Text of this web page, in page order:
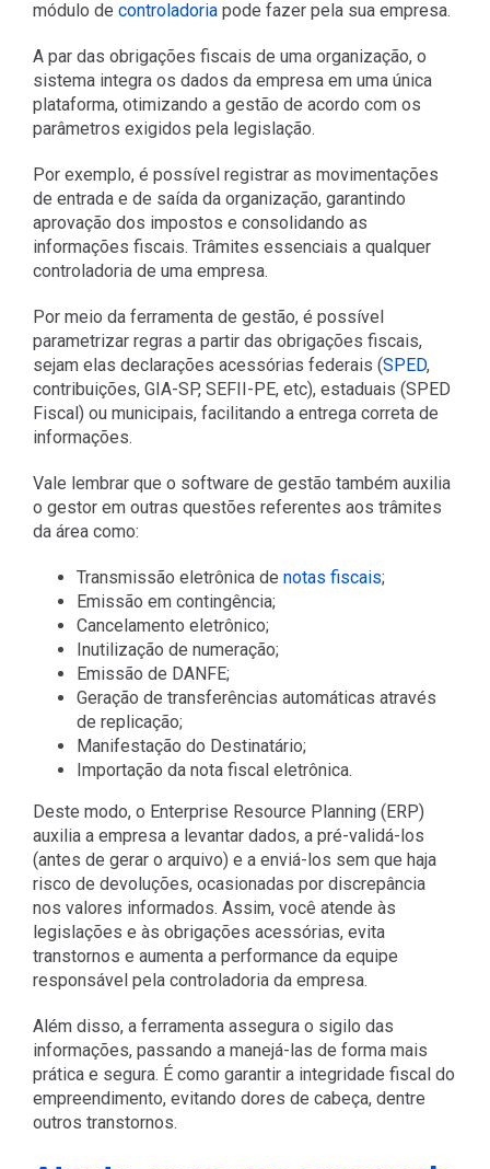
módulo de controladoriapode fazer pela sua empresa.
A par das obrigações fiscais de uma organização, o
sistema integra os dados da empresa em uma única
plataforma, otimizando a gestão de acordo com os
parâmetros exigidos pela legislação.
Por exemplo, é possível registrar as movimentações
de entrada e de saída da organização, garantindo
aprovação dos impostos e consolidando as
informações fiscais. Trâmites essenciais a qualquer
controladoria de uma empresa.
Por meio da ferramenta de gestão, é possível
parametrizar regras a partir das obrigações fiscais,
sejam elas declarações acessórias federais (SPED,
contribuições, GIA-SP, SEFII-PE, etc), estaduais (SPED
Fiscal) ou municipais, facilitando a entrega correta de
informações.
Vale lembrar que o software de gestão também auxilia
o gestor em outras questões referentes aos trâmites
da área como:
Transmissão eletrônica de notas fiscais;
Emissão em contingência;
Cancelamento eletrônico;
Inutilização de numeração;
Emissão de DANFE;
Geração de transferências automáticas através
de replicação;
Manifestação do Destinatário;
Importação da nota fiscal eletrônica.
Deste modo, o Enterprise Resource Planning (ERP)
auxilia a empresa a levantar dados, a pré-validá-los
(antes de gerar o arquivo) e a enviá-los sem que haja
risco de devoluções, ocasionadas por discrepância
nos valores informados. Assim, você atende às
legislações e às obrigações acessórias, evita
transtornos e aumenta a performance da equipe
responsável pela controladoria da empresa.
Além disso, a ferramenta assegura o sigilo das
informações, passando a manejá-las de forma mais
prática e segura. É como garantir a integridade fiscal do
empreendimento, evitando dores de cabeça, dentre
outros transtornos.